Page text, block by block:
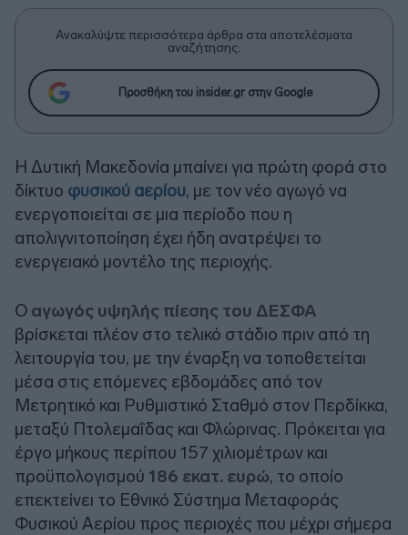
Ανακαλύψτε περισσότερα άρθρα στα αποτελέσματα
αναζήτησης.
Προσθήκη του insider.gr στην Google
Η Δυτική Μακεδονία μπαίνει για πρώτη φορά στο
δίκτυο φυσικού αερίου, με τον νέο αγωγό να
ενεργοποιείται σε μια περίοδο που η
απολιγνιτοποίηση έχει ήδη ανατρέψει το
ενεργειακό μοντέλο της περιοχής.
Ο αγωγός υψηλής πίεσης του ΔΕΣΦΑ
βρίσκεται πλέον στο τελικό στάδιο πριν από τη
λειτουργία του, με την έναρξη να τοποθετείται
μέσα στις επόμενες εβδομάδες από τον
Μετρητικό και Ρυθμιστικό Σταθμό στον Περδίκκα,
μεταξύ Πτολεμαΐδας και Φλώρινας. Πρόκειται για
έργο μήκους περίπου 157 χιλιομέτρων και
προϋπολογισμού 186 εκατ. ευρώ, το οποίο
επεκτείνει το Εθνικό Σύστημα Μεταφοράς
Φυσικού Αερίου προς περιοχές που μέχρι σήμερα